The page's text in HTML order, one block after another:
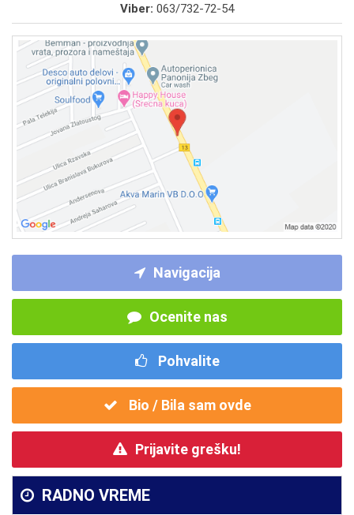
Viber: 063/732-72-54
Navigacija
Ocenite nas
Pohvalite
Bio / Bila sam ovde
Prijavite grešku!
RADNO VREME